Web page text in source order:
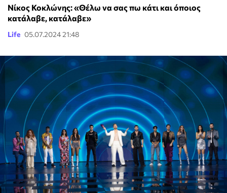
Νίκος Κοκλώνης: «Θέλω να σας πω κάτι και όποιος
κατάλαβε, κατάλαβε»
Life 05.07.2024 21:48